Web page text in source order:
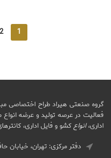
1
2
فعالیت در عرصه تولید و عرضه انواع
اداری،انواعکشو و فایل اداری،
دفتر مرکزی: تهران، خیابان